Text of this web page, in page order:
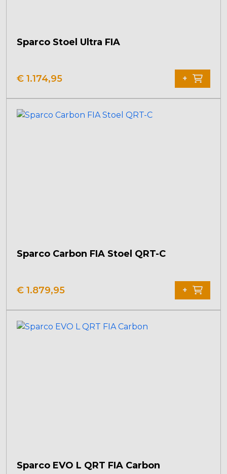
Sparco Stoel Ultra FIA
€ 1.174,95 +
Sparco Carbon FIA Stoel QRT-C
€ 1.879,95 +
Sparco EVO L QRT FIA Carbon